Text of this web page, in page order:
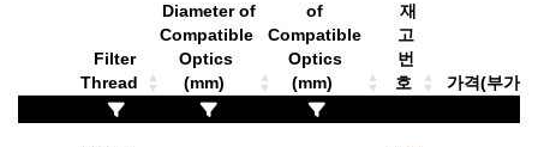
Filter
Thread
Diameter of
Compatible
Optics
(mm)
of
Compatible
Optics
(mm)
재
고
번
호
가격(부가